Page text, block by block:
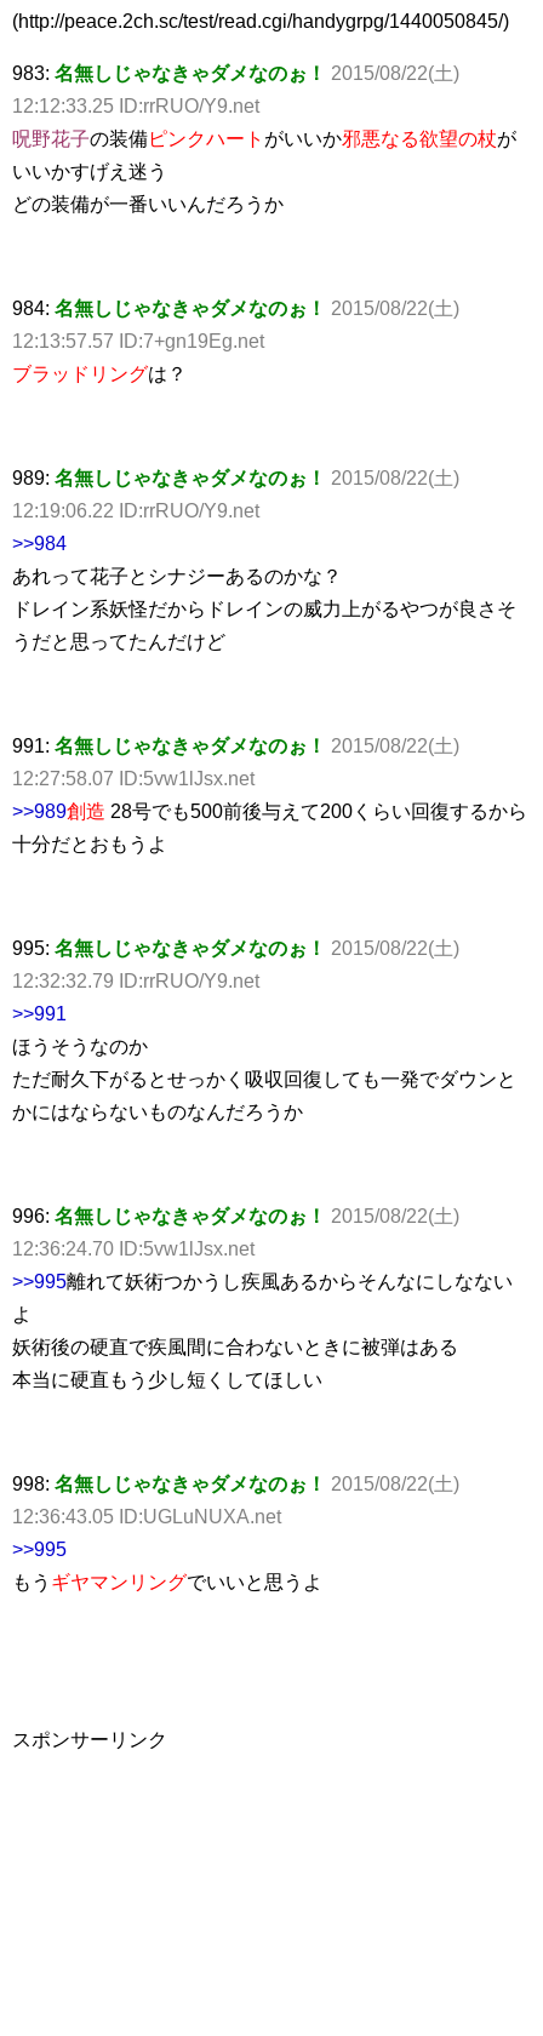
(http://peace.2ch.sc/test/read.cgi/handygrpg/1440050845/)
983: 名無しじゃなきゃダメなのぉ！
2015/08/22(土)
12:12:33.25 ID:rrRUO/Y9.net
呪野花子の装備ピンクハート がいいか邪悪なる欲望の杖が
いいかすげえ迷う
どの装備が一番いいんだろうか
984: 名無しじゃなきゃダメなのぉ！
2015/08/22(土)
12:13:57.57 ID:7+gn19Eg.net
ブラッドリングは？
989: 名無しじゃなきゃダメなのぉ！
2015/08/22(土)
12:19:06.22 ID:rrRUO/Y9.net
>>984
あれって花子とシナジーあるのかな？
ドレイン系妖怪だからドレインの威力上がるやつが良さそ
うだと思ってたんだけど
991: 名無しじゃなきゃダメなのぉ！
2015/08/22(土)
12:27:58.07 ID:5vw1lJsx.net
>>989創造 28号でも500前後与えて200くらい回復するから
十分だとおもうよ
995: 名無しじゃなきゃダメなのぉ！
2015/08/22(土)
12:32:32.79 ID:rrRUO/Y9.net
>>991
ほうそうなのか
ただ耐久下がるとせっかく吸収回復しても一発でダウンと
かにはならないものなんだろうか
996: 名無しじゃなきゃダメなのぉ！
2015/08/22(土)
12:36:24.70 ID:5vw1lJsx.net
>>995離れて妖術つかうし疾風あるからそんなにしなない
よ
妖術後の硬直で疾風間に合わないときに被弾はある
本当に硬直もう少し短くしてほしい
998: 名無しじゃなきゃダメなのぉ！
2015/08/22(土)
12:36:43.05 ID:UGLuNUXA.net
>>995
もう ギヤマンリングでいいと思うよ
スポンサーリンク